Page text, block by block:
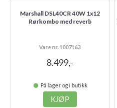
Marshall DSL40CR 40W 1x12
Rørkombo med reverb
Vare nr. 1007163
8.499,-
På lager og i butikk
KJØP